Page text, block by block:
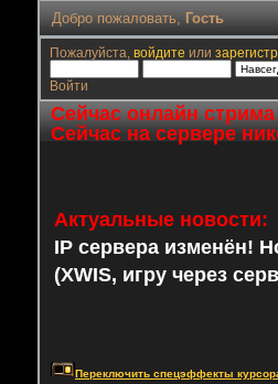
Добро пожаловать, Гость
Пожалуйста, войдите или
Войти
Сейчас онлайн стрима
Сейчас на сервере
Актуальные новости:
IP сервера изменён!
(XWIS, игру через
Переключить спецэффекты